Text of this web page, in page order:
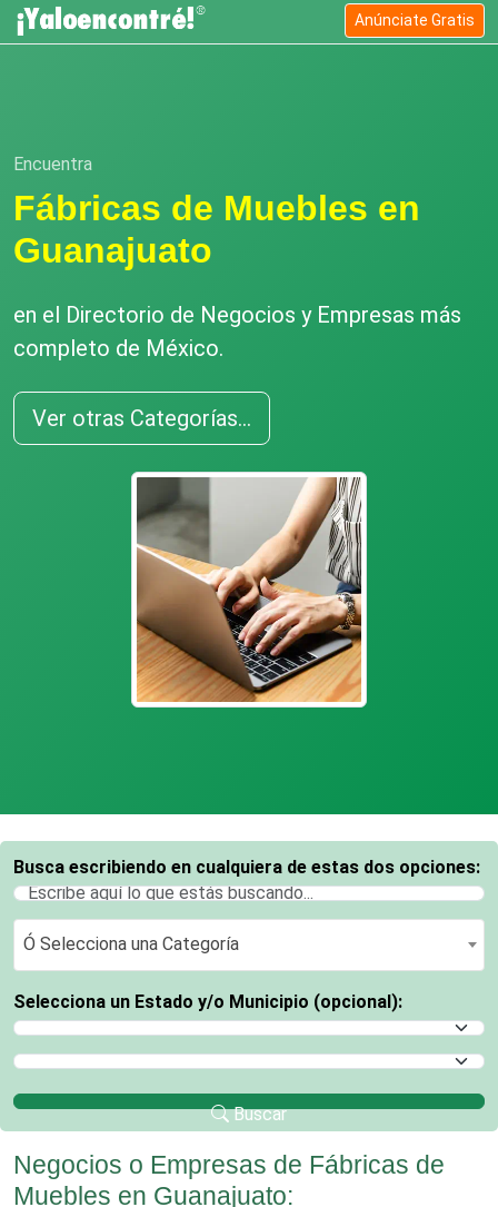
Anúnciate Gratis
Encuentra
Fábricas de Muebles en
Guanajuato
en el Directorio de Negocios y Empresas más
completo de México.
Ver otras Categorías...
Busca escribiendo en cualquiera de estas dos opciones:
Ó Selecciona una Categoría
Ó Selecciona una Categoría
Selecciona un Estado y/o Municipio (opcional):
Selecciona un Estado
Selecciona un Municipio
Buscar
Negocios o Empresas de Fábricas de
Muebles en Guanajuato: